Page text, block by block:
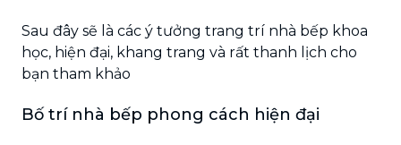
Sau đây sẽ là các ý tưởng trang trí nhà bếp khoa
học, hiện đại, khang trang và rất thanh lịch cho
bạn tham khảo
Bố trí nhà bếp phong cách hiện đại